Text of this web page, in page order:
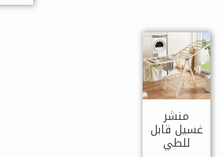
منشر
غسيل قابل
للطي